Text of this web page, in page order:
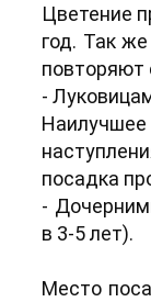
Цветение
год. Так
повторяют
-
Наилучшее
посадка
-
в 3-5 лет).
Место